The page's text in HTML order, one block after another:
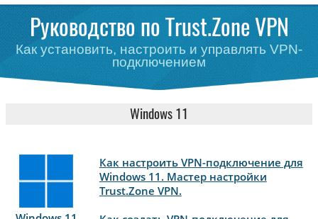
Руководство по Trust.Zone VPN
Как установить, настроить и управлять VPN-
подключением
Windows 11
Как настроить VPN-подключение для
Windows 11. Мастер настройки
Trust.Zone VPN.